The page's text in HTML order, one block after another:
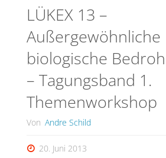
LÜKEX 13 –
Außergewöhnliche
biologische
– Tagungsband 1.
Themenworkshop
Von Andre Schild
20. Juni 2013